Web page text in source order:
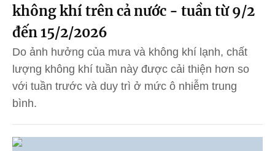
không khí trên cả nước - tuần từ 9/2
đến 15/2/2026
Do ảnh hưởng của mưa và không khí lạnh, chất
lượng không khí tuần này được cải thiện hơn so
với tuần trước và duy trì ở mức ô nhiễm trung
bình.